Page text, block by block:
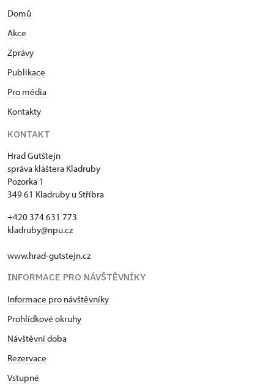
Domů
Akce
Zprávy
Publikace
Pro média
Kontakty
KONTAKT
Hrad Gutštejn
správa kláštera Kladruby
Pozorka 1
349 61 Kladruby u Stříbra
+420 374 631 773
kladruby@npu.cz
www.hrad-gutstejn.cz
INFORMACE PRO NÁVŠTĚVNÍKY
Informace pro návštěvníky
Prohlídkové okruhy
Návštěvní doba
Rezervace
Vstupné